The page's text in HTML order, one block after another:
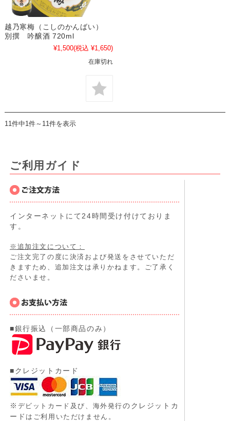
越乃寒梅（こしのかんばい）
別撰 吟醸酒 720ml
¥1,500(税込 ¥1,650)
在庫切れ
11件中1件～11件を表示
ご利用ガイド
インターネットにて24時間受け付けておりま
す。
※追加注文について：
ご注文完了の度に決済および発送をさせていただ
きますため、追加注文は承りかねます。ご了承く
ださいませ。
■銀行振込（一部商品のみ）
■クレジットカード
※ デビットカード及び、 海外発行のクレジットカ
ード はご利用いただけません。